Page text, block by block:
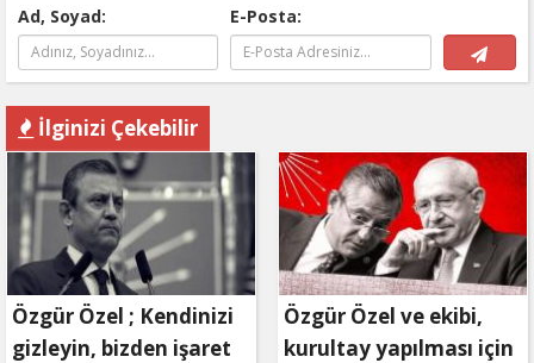
Ad, Soyad: E-Posta:
İlginizi Çekebilir
Özgür Özel ; Kendinizi
gizleyin, bizden işaret
Özgür Özel ve ekibi,
kurultay yapılması için